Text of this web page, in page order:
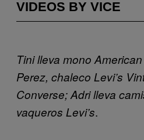
VIDEOS BY VICE
Tini lleva mono
Perez, chaleco Levi’s
Converse; Adri lleva
vaqueros Levi’s.